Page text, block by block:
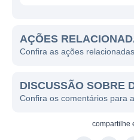
LINHAS DE
A Dexxos estrutura
várias linhas de
principais frentes é a
AÇÕES
Confira as ações
DISCUSSÃO SOBRE
Confira os comentários para
compartilhe